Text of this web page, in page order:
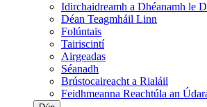
Idirchaidreamh a Dhéanamh le
Déan Teagmháil Linn
Folúntais
Tairiscintí
Airgeadas
Séanadh
Brústocaireacht a Rialáil
Feidhmeanna Reachtúla an